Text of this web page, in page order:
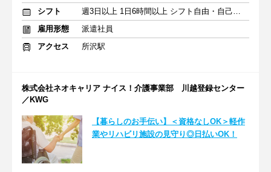
シフト
週3日以上 1日6時間以上 シフト自由・自己申告
雇用形態
派遣社員
アクセス
所沢駅
株式会社ネオキャリア ナイス！介護事業部 川越登録センター
／KWG
【暮らしのお手伝い】＜資格なしOK＞軽作
業やリハビリ施設の見守り◎日払いOK！